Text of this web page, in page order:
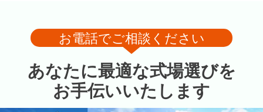
お電話でご相談ください
あなたに最適な式場選びを
お手伝いいたします